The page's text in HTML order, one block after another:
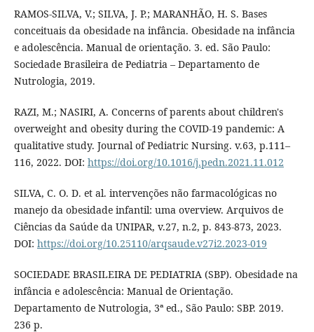
RAMOS-SILVA, V.; SILVA, J. P.; MARANHÃO, H. S. Bases
conceituais da obesidade na infância. Obesidade na infância
e adolescência. Manual de orientação. 3. ed. São Paulo:
Sociedade Brasileira de Pediatria – Departamento de
Nutrologia, 2019.
RAZI, M.; NASIRI, A. Concerns of parents about children's
overweight and obesity during the COVID-19 pandemic: A
qualitative study. Journal of Pediatric Nursing. v.63, p.111–
116, 2022. DOI: https://doi.org/10.1016/j.pedn.2021.11.012
SILVA, C. O. D. et al. intervenções não farmacológicas no
manejo da obesidade infantil: uma overview. Arquivos de
Ciências da Saúde da UNIPAR, v.27, n.2, p. 843-873, 2023.
DOI: https://doi.org/10.25110/arqsaude.v27i2.2023-019
SOCIEDADE BRASILEIRA DE PEDIATRIA (SBP). Obesidade na
infância e adolescência: Manual de Orientação.
Departamento de Nutrologia, 3ª ed., São Paulo: SBP. 2019.
236 p.